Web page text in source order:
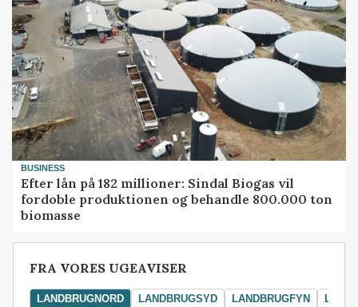
BUSINESS
Efter lån på 182 millioner: Sindal Biogas vil
fordoble produktionen og behandle 800.000 ton
biomasse
FRA VORES UGEAVISER
LANDBRUGNORD LANDBRUGSYD LANDBRUGFYN